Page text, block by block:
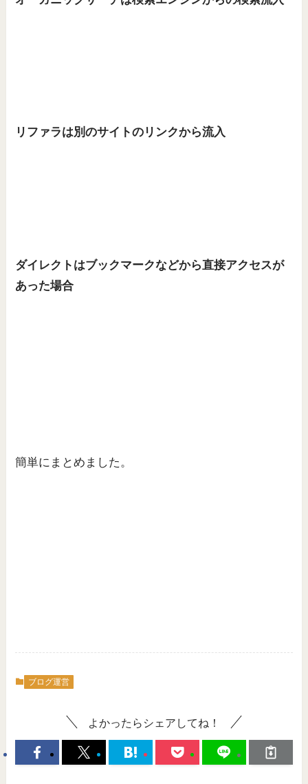
リファラは別のサイトのリンクから流入
ダイレクトはブックマークなどから直接アクセスが
あった場合
簡単にまとめました。
ブログ運営
よかったらシェアしてね！